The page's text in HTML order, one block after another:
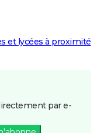
et lycées à proximité
par e-